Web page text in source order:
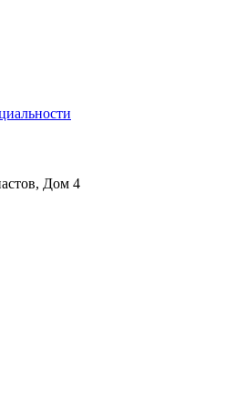
Дом 4